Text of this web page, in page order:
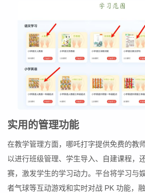
实用的管理功能
在教学管理方面，哪吒打字提供免费的教
以进行班级管理、学生导入、自建课程，
赛，激发学生的学习动力。平台将学习与
者气球等互动游戏和实时对战 PK 功能，